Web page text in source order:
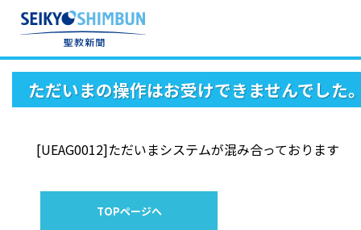
ただいまの操作はお受けできませんでした
[UEAG0012]ただいまシステムが混み合っております
TOPページへ